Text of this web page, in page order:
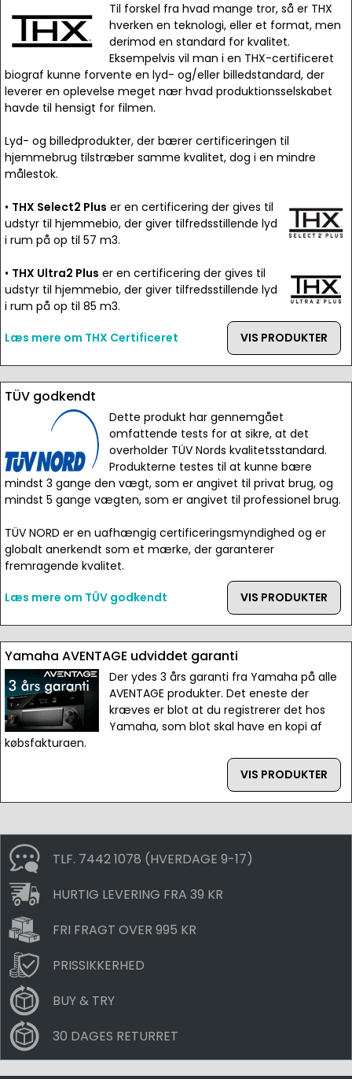
Til forskel fra hvad mange tror, så er THX
hverken en teknologi, eller et format, men
derimod en standard for kvalitet.
Eksempelvis vil man i en THX-certificeret
biograf kunne forvente en lyd- og/eller billedstandard, der
leverer en oplevelse meget nær hvad produktionsselskabet
havde til hensigt for filmen.
Lyd- og billedprodukter, der bærer certificeringen til
hjemmebrug tilstræber samme kvalitet, dog i en mindre
målestok.
• THX Select2 Plus er en certificering der gives til
udstyr til hjemmebio, der giver tilfredsstillende lyd
i rum på op til 57 m3.
• THX Ultra2 Plus er en certificering der gives til
udstyr til hjemmebio, der giver tilfredsstillende lyd
i rum på op til 85 m3.
Læs mere om THX Certificeret
VIS PRODUKTER
TÜV godkendt
Dette produkt har gennemgået
omfattende tests for at sikre, at det
overholder TÜV Nords kvalitetsstandard.
Produkterne testes til at kunne bære
mindst 3 gange den vægt, som er angivet til privat brug, og
mindst 5 gange vægten, som er angivet til professionel brug.
TÜV NORD er en uafhængig certificeringsmyndighed og er
globalt anerkendt som et mærke, der garanterer
fremragende kvalitet.
Læs mere om TÜV godkendt
VIS PRODUKTER
Yamaha AVENTAGE udviddet garanti
Der ydes 3 års garanti fra Yamaha på alle
AVENTAGE produkter. Det eneste der
kræves er blot at du registrerer det hos
Yamaha, som blot skal have en kopi af
købsfakturaen.
VIS PRODUKTER
TLF. 7442 1078 (HVERDAGE 9-17)
HURTIG LEVERING FRA 39 KR
FRI FRAGT OVER 995 KR
PRISSIKKERHED
BUY & TRY
30 DAGES RETURRET